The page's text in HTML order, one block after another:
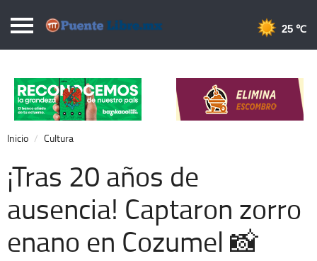
Puentelibre.mx
Local
Nacional
Opinión
Cronos
Economía
25 ℃
Inicio Cultura
¡Tras 20 años de
ausencia! Captaron zorro
enano en Cozumel 📸